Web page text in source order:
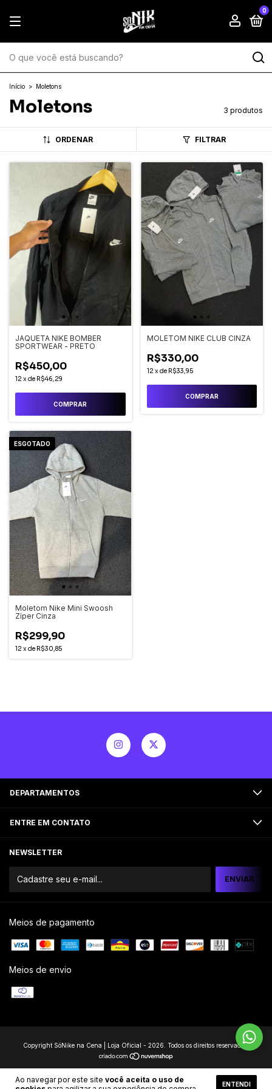
0
Ao navegar por este site você aceita o uso de
ENTENDI
Início > Moletons
Moletons 3 produtos
ORDENAR FILTRAR
JAQUETA NIKE BOMBER
SPORTWEAR - PRETO
R$450,00
12 xde R$46,29
COMPRAR
MOLETOM NIKE CLUB CINZA
R$330,00
12 xde R$33,95
COMPRAR
ESGOTADO
Moletom Nike Mini Swoosh
Zíper Cinza
R$299,90
12 x de R$30,85
DEPARTAMENTOS
ENTRE EM CONTATO
NEWSLETTER
Meios de pagamento
Meios de envio
Copyright SóNike na Cena | Loja Oficial - 2026. Todos os direitos reservados.